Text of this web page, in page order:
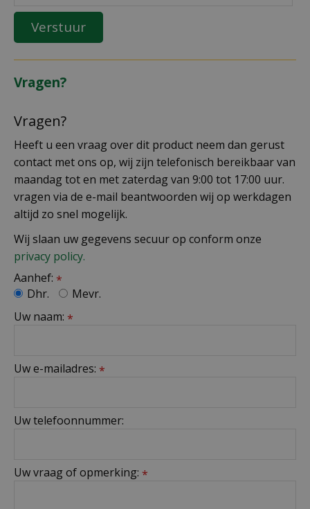
Vragen?
Vragen?
Heeft u een vraag over dit product neem dan gerust
contact met ons op, wij zijn telefonisch bereikbaar van
maandag tot en met zaterdag van 9:00 tot 17:00 uur.
vragen via de e-mail beantwoorden wij op werkdagen
altijd zo snel mogelijk.
Wij slaan uw gegevens secuur op conform onze
privacy policy.
Aanhef: *
Dhr.
Mevr.
Uw naam: *
Uw e-mailadres: *
Uw telefoonnummer:
Uw vraag of opmerking: *